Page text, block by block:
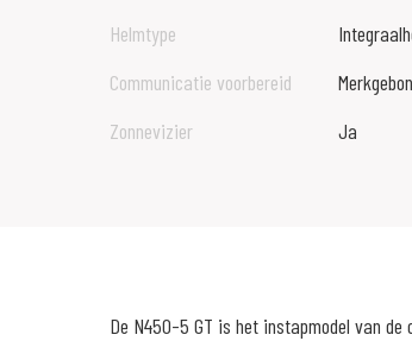
Helmtype
Communicatie voorbereid
Zonnevizier
Ja
De N450-5 GT is het instapmodel van